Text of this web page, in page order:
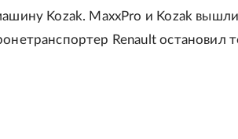
Kozak. MaxxPro и Kozak
Renault остановил